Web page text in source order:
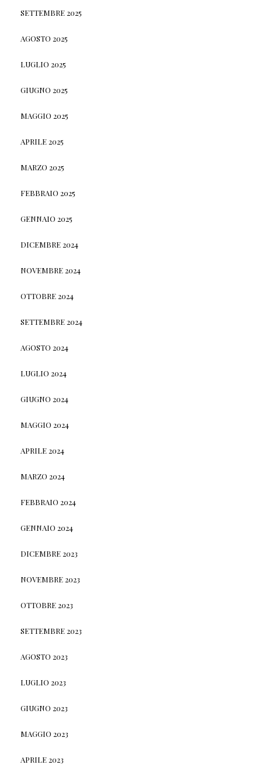
SETTEMBRE 2025
AGOSTO 2025
LUGLIO 2025
GIUGNO 2025
MAGGIO 2025
APRILE 2025
MARZO 2025
FEBBRAIO 2025
GENNAIO 2025
DICEMBRE 2024
NOVEMBRE 2024
OTTOBRE 2024
SETTEMBRE 2024
AGOSTO 2024
LUGLIO 2024
GIUGNO 2024
MAGGIO 2024
APRILE 2024
MARZO 2024
FEBBRAIO 2024
GENNAIO 2024
DICEMBRE 2023
NOVEMBRE 2023
OTTOBRE 2023
SETTEMBRE 2023
AGOSTO 2023
LUGLIO 2023
GIUGNO 2023
MAGGIO 2023
APRILE 2023